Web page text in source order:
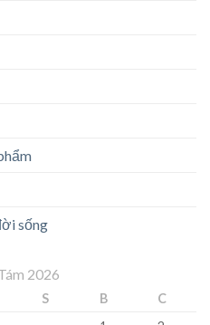
sống
2026
S B
C